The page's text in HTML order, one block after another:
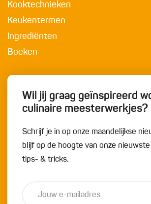
Kooktechnieken
Keukentermen
Ingrediënten
Boeken
Wil jij graag geïnspireerd
culinaire meesterwerkjes?
Schrijf je in op onze maandelijkse
blijf op de hoogte van onze
tips- & tricks.